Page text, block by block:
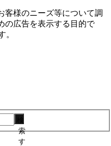
客様のニーズ等について調
の広告を表⽰する⽬的で
。
索
す